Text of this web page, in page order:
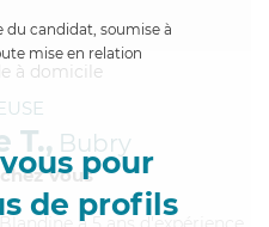
du candidat, soumise à
mise en relation
pour
de profils
T., Bubry
Vous